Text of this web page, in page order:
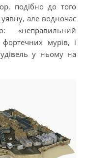
подібно до того
але водночас
мурів, і
у ньому на